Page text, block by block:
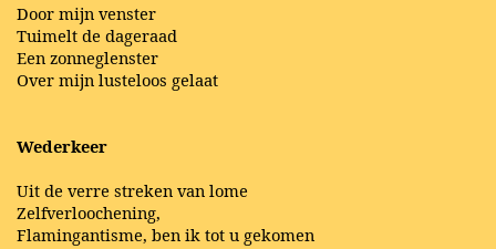
Door mijn venster
Tuimelt de dageraad
Een zonneglenster
Over mijn lusteloos gelaat
Wederkeer
Uit de verre streken van lome
Zelfverloochening,
Flamingantisme, ben ik tot u gekomen